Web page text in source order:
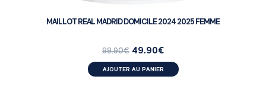
MAILLOT REAL MADRID DOMICILE 2024 2025 FEMME
99.90€ 49.90€
AJOUTER AU PANIER